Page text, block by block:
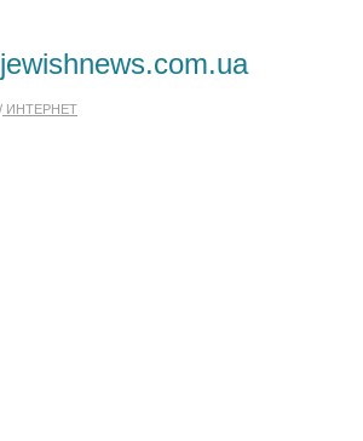
jewishnews.com.ua
ИНТЕРНЕТ